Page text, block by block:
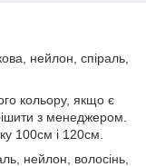
нейлон, спіраль,
кольору, якщо є
з менеджером.
100см і 120см.
нейлон, волосінь,